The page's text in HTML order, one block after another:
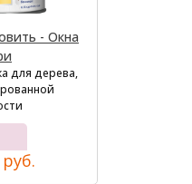
- Окна
для дерева,